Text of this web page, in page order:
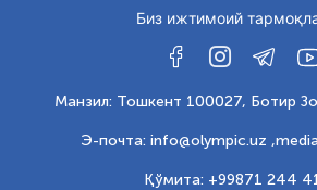
Биз ижтимоий
Манзил: Тошкент 100027, Ботир
Э-почта: info@olympic.uz ,
Қўмита: +99871 244